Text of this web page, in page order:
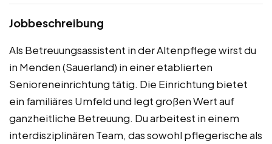
Jobbeschreibung
Als Betreuungsassistent in der Altenpflege wirst du
in Menden (Sauerland) in einer etablierten
Senioreneinrichtung tätig. Die Einrichtung bietet
ein familiäres Umfeld und legt großen Wert auf
ganzheitliche Betreuung. Du arbeitest in einem
interdisziplinären Team, das sowohl pflegerische als